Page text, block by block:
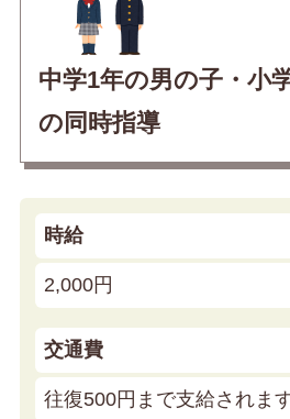
中学1年の男の子・小
の同時指導
時給
2,000円
交通費
往復500円まで支給されます